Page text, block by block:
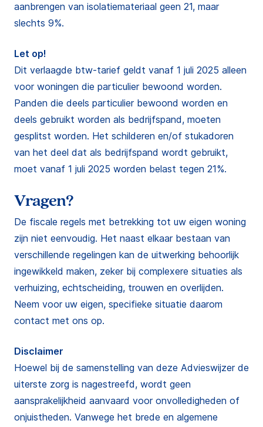
aanbrengen van isolatiemateriaal geen 21, maar
slechts 9%.
Let op!
Dit verlaagde btw-tarief geldt vanaf 1 juli 2025 alleen
voor woningen die particulier bewoond worden.
Panden die deels particulier bewoond worden en
deels gebruikt worden als bedrijfspand, moeten
gesplitst worden. Het schilderen en/of stukadoren
van het deel dat als bedrijfspand wordt gebruikt,
moet vanaf 1 juli 2025 worden belast tegen 21%.
Vragen?
De fiscale regels met betrekking tot uw eigen woning
zijn niet eenvoudig. Het naast elkaar bestaan van
verschillende regelingen kan de uitwerking behoorlijk
ingewikkeld maken, zeker bij complexere situaties als
verhuizing, echtscheiding, trouwen en overlijden.
Neem voor uw eigen, specifieke situatie daarom
contact met ons op.
Disclaimer
Hoewel bij de samenstelling van deze Advieswijzer de
uiterste zorg is nagestreefd, wordt geen
aansprakelijkheid aanvaard voor onvolledigheden of
onjuistheden. Vanwege het brede en algemene